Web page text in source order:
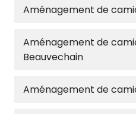
Aménagement de
Aménagement de
Beauvechain
Aménagement de